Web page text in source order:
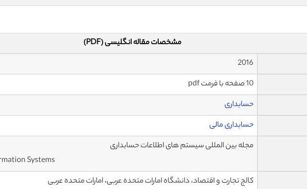
مشخصات مقاله انگلیسی (PDF)
2016
10 صفحه با فرمت pdf
حسابداری
حسابداری مالی
مجله بین المللی سیستم های اطلاعات حسابداری
Systems
کالج تجارت و اقتصاد، دانشگاه امارات متحده عربی، امارات متحده عربی